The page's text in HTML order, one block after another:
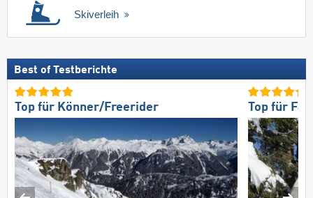
Skiverleih
Best of Testberichte
Top für Könner/Freerider Top für